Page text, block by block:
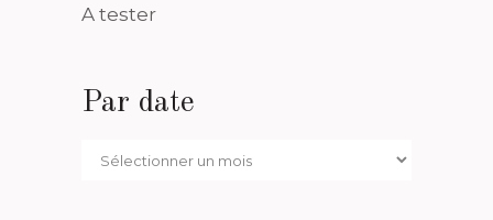
A tester
Par date
Par